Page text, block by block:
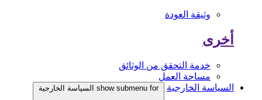
وثيقة العودة
أخرى
خدمة التحقق من الوثائق
مساحة العمل
السياسة الخارجية
show submenu for السياسة الخارجية